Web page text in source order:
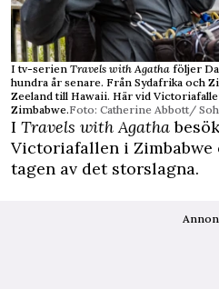
I tv-serien Travels with Agatha följer
hundra år senare. Från Sydafrika och
Zeeland till Hawaii. Här vid
Zimbabwe.Foto: Catherine Abbott/
I Travels with Agatha
Victoriafallen i
tagen av det storslagna.